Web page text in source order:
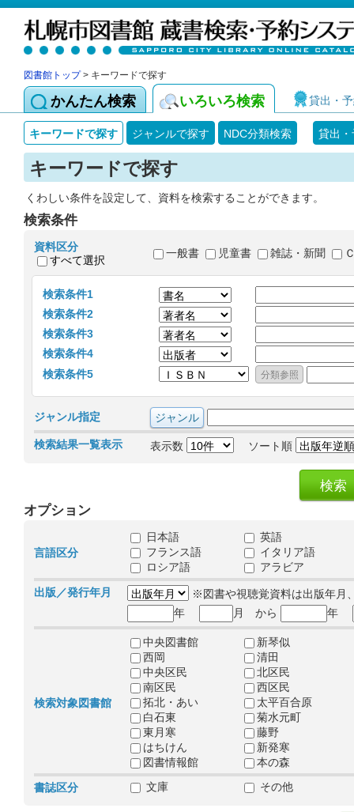
図書館トップ> キーワードで探す
かんたん検索 いろいろ検索 貸出・
キーワードで探す ジャンルで探す NDC分類検索 貸出
キーワードで探す
くわしい条件を設定して、資料を検索することができます。
検索条件
資料区分
すべて選択
一般書 児童書 雑誌・新聞
検索条件1
検索条件2
検索条件3
検索条件4
検索条件5
ジャンル指定
検索結果一覧表示 表示数 ソート順
オプション
言語区分
日本語
英語
フランス語
イタリア語
ロシア語
アラビア
出版／発行年月
※図書や視聴覚資料は出版年月
年
月 から 年
検索対象図書館
中央図書館
新琴似
西岡
清田
中央区民
北区民
南区民
西区民
拓北・あい
太平百合原
白石東
菊水元町
東月寒
藤野
はちけん
新発寒
図書情報館
本の森
書誌区分
文庫 その他